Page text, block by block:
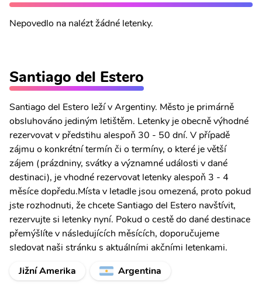
Nepovedlo na nalézt žádné letenky.
Santiago del Estero
Santiago del Estero leží v Argentiny. Město je primárně
obsluhováno jediným letištěm. Letenky je obecně výhodné
rezervovat v předstihu alespoň 30 - 50 dní. V případě
zájmu o konkrétní termín či o termíny, o které je větší
zájem (prázdniny, svátky a významné události v dané
destinaci), je vhodné rezervovat letenky alespoň 3 - 4
měsíce dopředu.Místa v letadle jsou omezená, proto pokud
jste rozhodnuti, že chcete Santiago del Estero navštívit,
rezervujte si letenky nyní. Pokud o cestě do dané destinace
přemýšlíte v následujících měsících, doporučujeme
sledovat naši stránku s aktuálními akčními letenkami.
Jižní Amerika
Argentina